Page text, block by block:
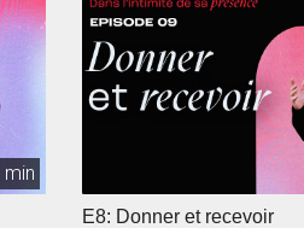
min
E8: Donner et recevoir